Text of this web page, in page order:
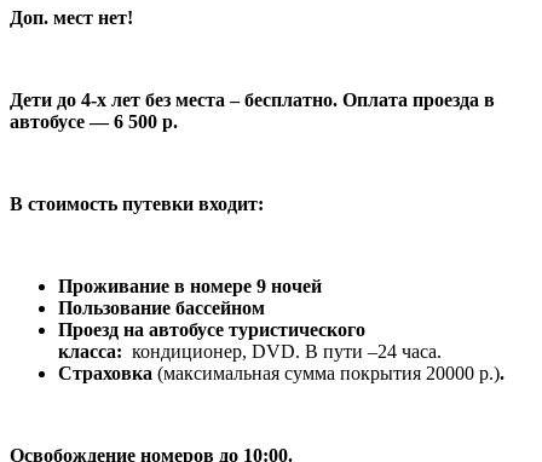
Доп. мест нет!
Дети до 4-х лет без места – бесплатно. Оплата проезда в
автобусе — 6 500 р.
В стоимость путевки входит:
Проживание в номере 9 ночей
Пользование бассейном
Проезд на автобусе туристического
класса: кондиционер, DVD. В пути –24 часа.
Страховка (максимальная сумма покрытия 20000 р.).
Освобождение номеров до 10:00.